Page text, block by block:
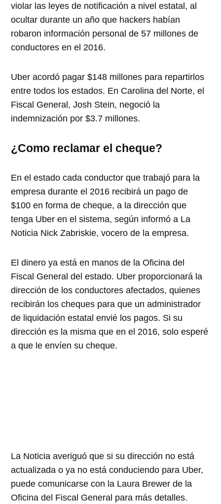
violar las leyes de notificación a nivel estatal, al
ocultar durante un año que hackers habían
robaron información personal de 57 millones de
conductores en el 2016.
Uber acordó pagar $148 millones para repartirlos
entre todos los estados. En Carolina del Norte, el
Fiscal General, Josh Stein, negoció la
indemnización por $3.7 millones.
¿Como reclamar el cheque?
En el estado cada conductor que trabajó para la
empresa durante el 2016 recibirá un pago de
$100 en forma de cheque, a la dirección que
tenga Uber en el sistema, según informó a La
Noticia Nick Zabriskie, vocero de la empresa.
El dinero ya está en manos de la Oficina del
Fiscal General del estado. Uber proporcionará la
dirección de los conductores afectados, quienes
recibirán los cheques para que un administrador
de liquidación estatal envié los pagos. Si su
dirección es la misma que en el 2016, solo esperé
a que le envíen su cheque.
La Noticia averiguó que si su dirección no está
actualizada o ya no está conduciendo para Uber,
puede comunicarse con la Laura Brewer de la
Oficina del Fiscal General para más detalles.